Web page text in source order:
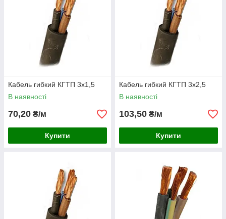
Кабель гибкий КГТП 3х1,5
В наявності
70,20 ₴/м
Купити
Кабель гибкий КГТП 3х2,5
В наявності
103,50 ₴/м
Купити